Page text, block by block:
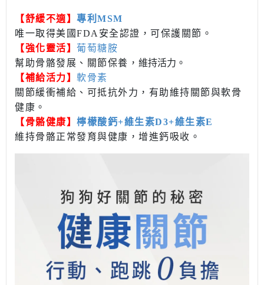
【舒緩不適】 專利MSM
唯一取得美國FDA安全認證，可保護關節。
【強化靈活】 葡萄糖胺
幫助骨骼發展、關節保養， 維持活力 。
【補給活力】 軟骨素
關節緩衝補給、可抵抗外力，有助維持關節與軟骨
健康。
【骨骼健康】 檸檬酸鈣+維生素D3+維生素E
維持骨骼正常發育與健康，增進鈣吸收。